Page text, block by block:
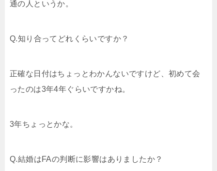
通の人というか。
Q.知り合ってどれくらいですか？
正確な日付はちょっとわかんないですけど、初めて会
ったのは3年4年ぐらいですかね。
3年ちょっとかな。
Q.結婚はFAの判断に影響はありましたか？